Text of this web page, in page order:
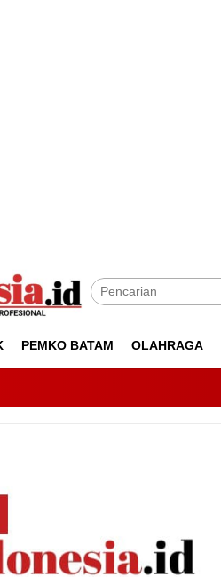
PEMKO BATAM OLAHRAGA